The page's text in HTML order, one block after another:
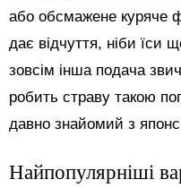
або обсмажене куряче
дає відчуття, ніби їси
зовсім інша подача
робить страву такою
давно знайомий з
Найпопулярніші